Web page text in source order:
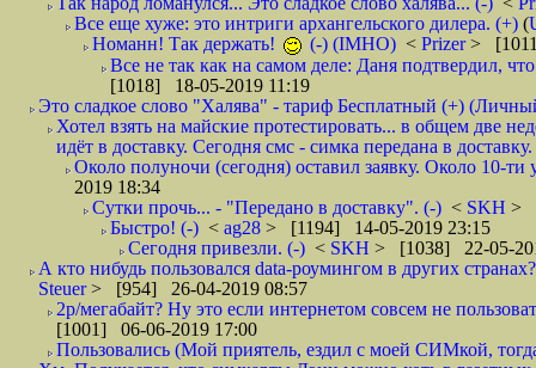
Все еще хуже: это интриги архангельского дилера. (+) (
Номанн! Так держать!
(-) (IMHO) < Prizer>
Все не так как на самом деле: Даня подтвердил,
[1018] 18-05-2019 11:19
Это сладкое слово "Халява" - тариф Бесплатный (+)
Хотел взять на майские протестировать... в общем две
идёт в доставку. Сегодня смс - симка передана в
Около полуночи (сегодня) оставил заявку. Около 10-ти
2019 18:34
Сутки прочь... - "Передано в доставку". (-) < SKH >
Быстро! (-) < ag28 > [1194] 14-05-2019 23:15
Сегодня привезли. (-) < SKH > [1038] 22-05-
А кто нибудь пользовался data-роумингом в других
Steuer> [954] 26-04-2019 08:57
2р/мегабайт? Ну это если интернетом совсем не
[1001] 06-06-2019 17:00
Пользовались (Мой приятель, ездил с моей СИМкой,